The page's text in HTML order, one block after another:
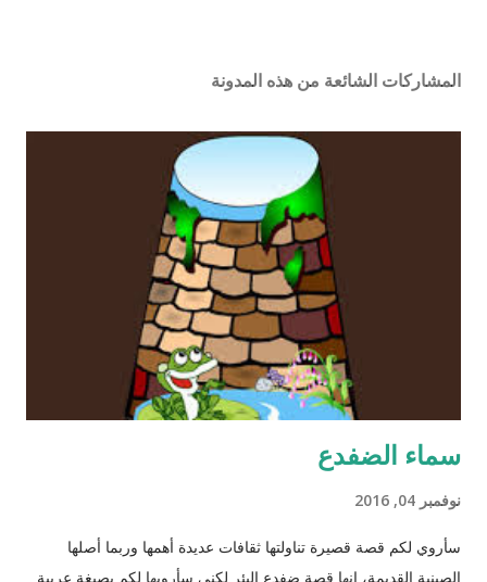
المشاركات الشائعة من هذه المدونة
سماء الضفدع
نوفمبر 04, 2016
سأروي لكم قصة قصيرة تناولتها ثقافات عديدة أهمها وربما أصلها
الصينية القديمة، إنها قصة ضفدع البئر لكني سأرويها لكم بصبغة عربية